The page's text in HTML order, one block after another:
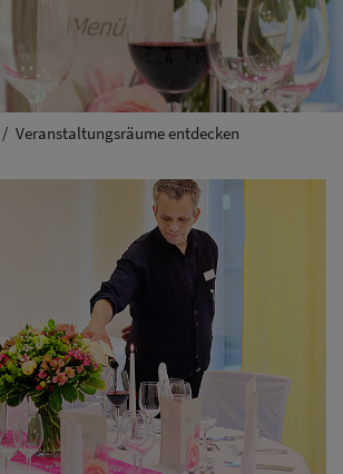
Veranstaltungsräume entdecken